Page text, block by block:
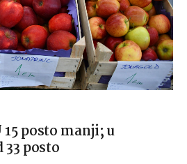
15 posto manji; u
posto